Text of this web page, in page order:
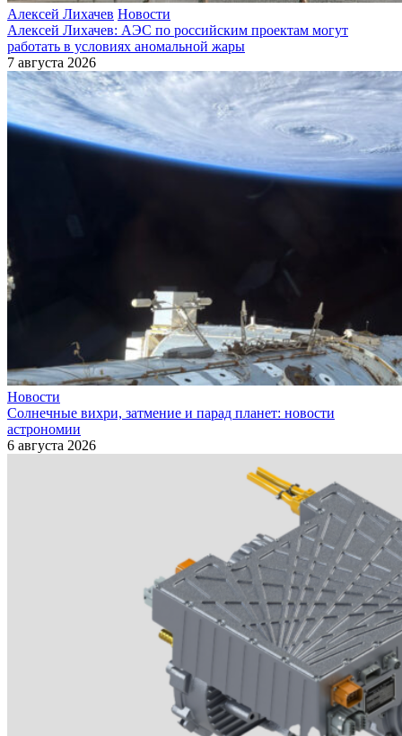
Алексей Лихачев Новости
Алексей Лихачев: АЭС по российским проектам могут
работать в условиях аномальной жары
7 августа 2026
Новости
Солнечные вихри, затмение и парад планет: новости
астрономии
6 августа 2026